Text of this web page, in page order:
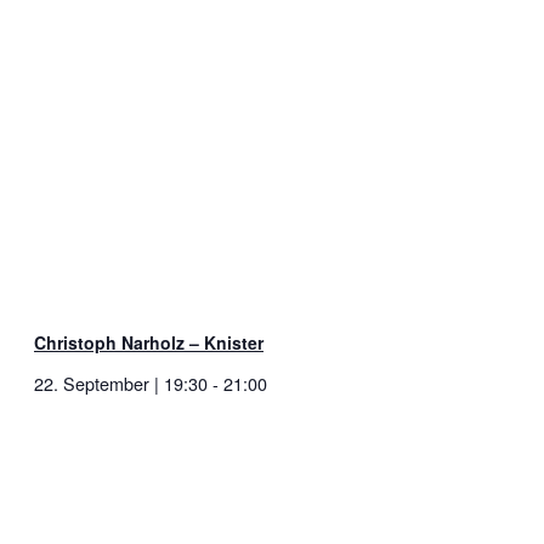
Christoph Narholz – Knister
22. September | 19:30- 21:00